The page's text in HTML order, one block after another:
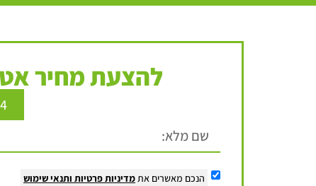
להצעת מחיר
הנכם מאשרים אתמדיניות פרטיות ותנאי שימוש